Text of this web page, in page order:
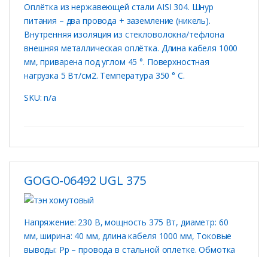
Оплётка из нержавеющей стали AISI 304. Шнур
питания – два провода + заземление (никель).
Внутренняя изоляция из стекловолокна/тефлона
внешняя металлическая оплётка. Длина кабеля 1000
мм, приварена под углом 45 °. Поверхностная
нагрузка 5 Вт/см2. Температура 350 ° C.
SKU: n/a
GOGO-06492 UGL 375
Напряжение: 230 В, мощность 375 Вт, диаметр: 60
мм, ширина: 40 мм, длина кабеля 1000 мм, Токовые
выводы: Рр – провода в стальной оплетке. Обмотка